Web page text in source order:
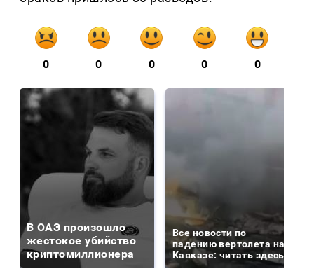
0 0 0 0 0
В ОАЭ произошло
жестокое убийство
криптомиллионера
Все новости по
падению вертолета на
Кавказе: читать здесь